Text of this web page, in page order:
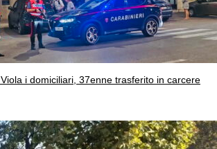
Viola i domiciliari, 37enne trasferito in carcere